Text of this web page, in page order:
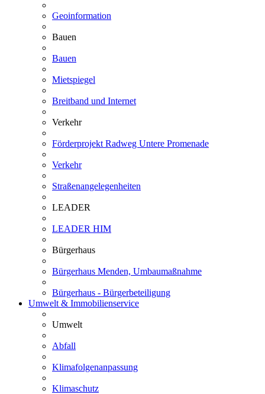
Geoinformation
Bauen
Bauen
Mietspiegel
Breitband und Internet
Verkehr
Förderprojekt Radweg Untere Promenade
Verkehr
Straßenangelegenheiten
LEADER
LEADER HIM
Bürgerhaus
Bürgerhaus Menden, Umbaumaßnahme
Bürgerhaus - Bürgerbeteiligung
Umwelt & Immobilienservice
Umwelt
Abfall
Klimafolgenanpassung
Klimaschutz